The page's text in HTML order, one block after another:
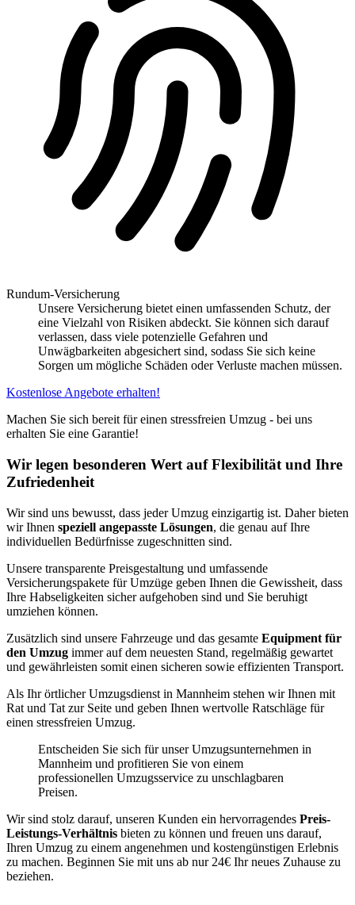
Rundum-Versicherung
Unsere Versicherung bietet einen umfassenden Schutz, der
eine Vielzahl von Risiken abdeckt. Sie können sich darauf
verlassen, dass viele potenzielle Gefahren und
Unwägbarkeiten abgesichert sind, sodass Sie sich keine
Sorgen um mögliche Schäden oder Verluste machen müssen.
Kostenlose Angebote erhalten!
Machen Sie sich bereit für einen stressfreien Umzug - bei uns
erhalten Sie eine Garantie!
Wir legen besonderen Wert auf Flexibilität und Ihre
Zufriedenheit
Wir sind uns bewusst, dass jeder Umzug einzigartig ist. Daher bieten
wir Ihnen speziell angepasste Lösungen, die genau auf Ihre
individuellen Bedürfnisse zugeschnitten sind.
Unsere transparente Preisgestaltung und umfassende
Versicherungspakete für Umzüge geben Ihnen die Gewissheit, dass
Ihre Habseligkeiten sicher aufgehoben sind und Sie beruhigt
umziehen können.
Zusätzlich sind unsere Fahrzeuge und das gesamte Equipment für
den Umzug immer auf dem neuesten Stand, regelmäßig gewartet
und gewährleisten somit einen sicheren sowie effizienten Transport.
Als Ihr örtlicher Umzugsdienst in Mannheim stehen wir Ihnen mit
Rat und Tat zur Seite und geben Ihnen wertvolle Ratschläge für
einen stressfreien Umzug.
Entscheiden Sie sich für unser Umzugsunternehmen in
Mannheim und profitieren Sie von einem
professionellen Umzugsservice zu unschlagbaren
Preisen.
Wir sind stolz darauf, unseren Kunden ein hervorragendes Preis-
Leistungs-Verhältnis bieten zu können und freuen uns darauf,
Ihren Umzug zu einem angenehmen und kostengünstigen Erlebnis
zu machen. Beginnen Sie mit uns ab nur 24€ Ihr neues Zuhause zu
beziehen.